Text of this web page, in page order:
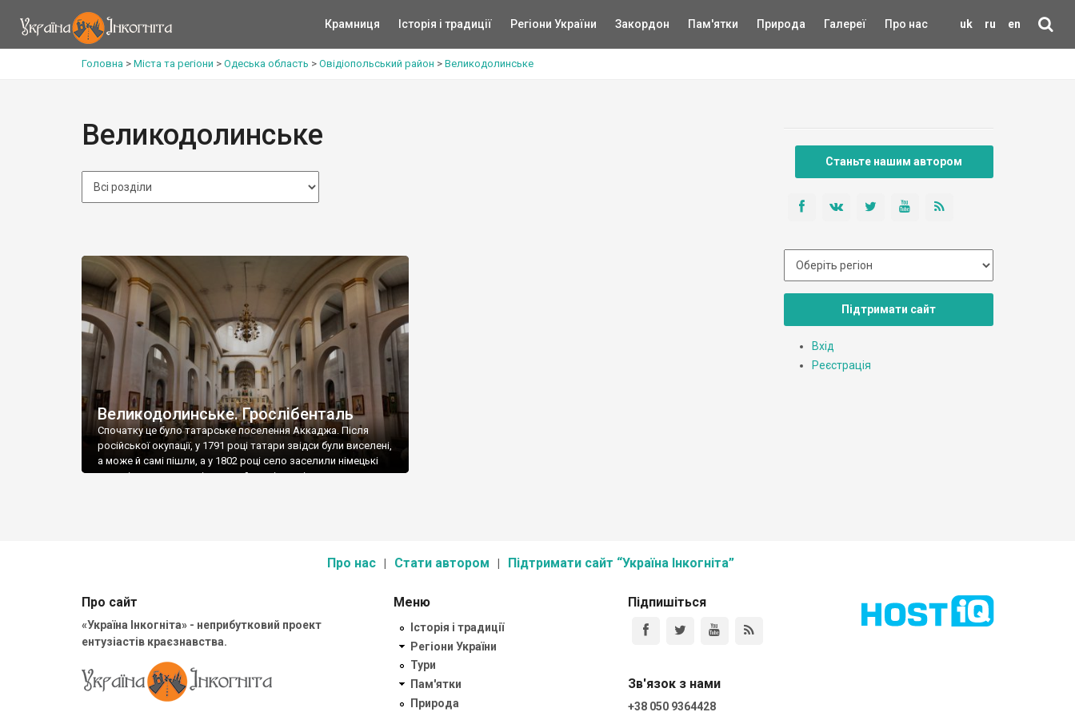
uk ru en
Крамниця Історія і традиції Регіони України Закордон Пам'ятки Природа Галереї Про нас
Головна > Міста та регіони > Одеська область > Овідіопольський район > Великодолинське
Великодолинське
Великодолинське. Грослібенталь
Спочатку це було татарське поселення Аккаджа. Після
російської окупації, у 1791 році татари звідси були виселені,
а може й самі пішли, а у 1802 році село заселили німецькі
колоністи, запрошені на завойовані землі царським
Станьте нашим автором
Підтримати сайт
Вхід
Реєстрація
Про нас Стати автором Підтримати сайт “Україна Інкогніта”
Про сайт
«Україна Інкогніта» - неприбутковий проект
ентузіастів краєзнавства.
Меню
Історія і традиції
Регіони України
Тури
Пам'ятки
Природа
Підпишіться
Зв'язок з нами
+38 050 9364428